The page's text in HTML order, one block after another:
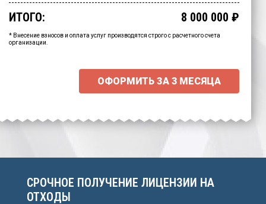
срок1 месяц
Промежуточный итог: 15000 ₽
Ваша персональна скидка
-15000
ИТОГО: 8 000 000 ₽
* Внесение взносов и оплата услуг производятся строго с расчетного счета
организации.
ОФОРМИТЬ ЗА 3 МЕСЯЦА
СРОЧНОЕ ПОЛУЧЕНИЕ ЛИЦЕНЗИИ НА
ОТХОДЫ